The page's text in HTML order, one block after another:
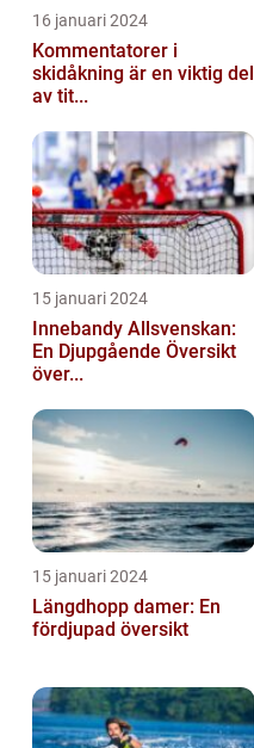
16 januari 2024
Kommentatorer i
skidåkning är en viktig del
av tit...
15 januari 2024
Innebandy Allsvenskan:
En Djupgående Översikt
över...
15 januari 2024
Längdhopp damer: En
fördjupad översikt